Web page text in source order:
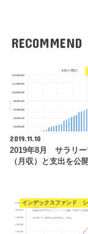
RECOMMEND
2019.11.10
2019年8月 サラリー
（月収）と支出を公開
インデックスファンド